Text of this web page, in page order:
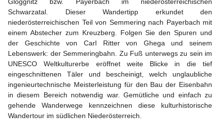
Schwarzatal. Dieser Wandertipp erkundet den
niederösterreichischen Teil von Semmering nach Payerbach mit
einem Abstecher zum Kreuzberg. Folgen Sie den Spuren und
der Geschichte von Carl Ritter von Ghega und seinem
Lebenswerk: der Semmeringbahn. Zu Fuß unterwegs zu sein im
UNESCO Weltkulturerbe eröffnet weite Blicke in die tief
eingeschnittenen Täler und bescheinigt, welch unglaubliche
ingenieurtechnische Meisterleistung für den Bau der Eisenbahn
in diesem Bereich notwendig war. Gemütliche und einfach zu
gehende Wanderwege kennzeichnen diese kulturhistorische
Wandertour im südlichen Niederösterreich.